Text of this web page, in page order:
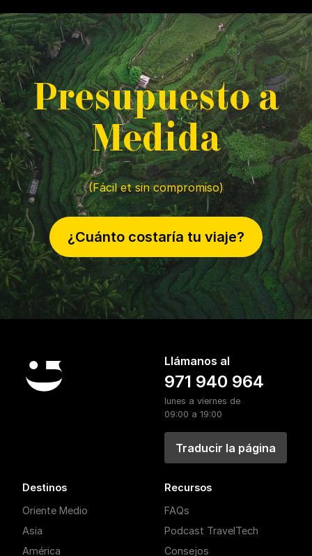
Presupuesto a
Medida
(Fácil et sin compromiso)
¿Cuánto costaría tu viaje?
Llámanos al
971 940 964
lunes a viernes de
09:00 a 19:00
Traducir la página
Destinos
Oriente Medio
Asia
América
Recursos
FAQs
Podcast TravelTech
Consejos